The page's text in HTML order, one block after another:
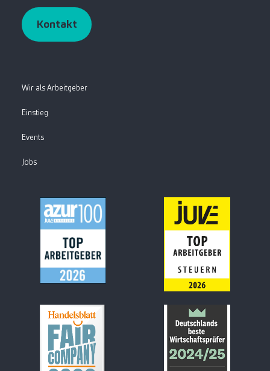
Kontakt
Wir als Arbeitgeber
Einstieg
Events
Jobs